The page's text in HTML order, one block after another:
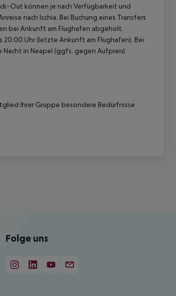
Out können je nach Verfügbarkeit und
nach Ischia. Bei Buchung eines Transfers
bei Ankunft am Flughafen abgeholt.
20:00 Uhr (letzte Ankunft am Flughafen). Bei
in Neapel (ggfs. gegen Aufpreis)
Ihrer Gruppe besondere Bedürfnisse
Folge uns